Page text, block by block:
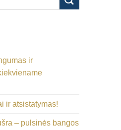
ir
ir atsistatymas!
– pulsinės bangos